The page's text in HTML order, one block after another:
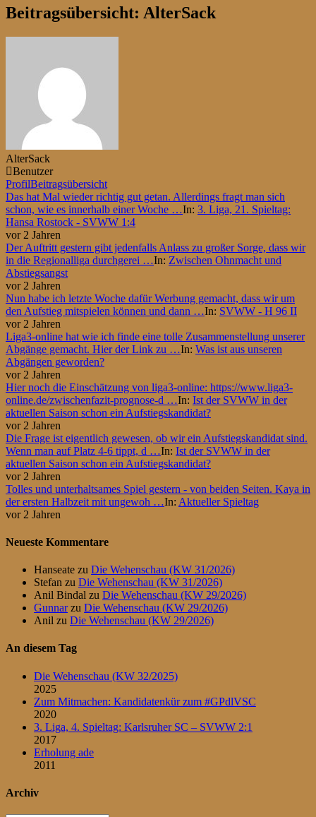
bist
hier:
Beitragsübersicht: AlterSack
AlterSack
Benutzer
ProfilBeitragsübersicht
Das hat Mal wieder richtig gut getan. Allerdings fragt man sich
schon, wie es innerhalb einer Woche …In: 3. Liga, 21. Spieltag:
Hansa Rostock - SVWW 1:4
vor 2 Jahren
Der Auftritt gestern gibt jedenfalls Anlass zu großer Sorge, dass wir
in die Regionalliga durchgerei …In: Zwischen Ohnmacht und
Abstiegsangst
vor 2 Jahren
Nun habe ich letzte Woche dafür Werbung gemacht, dass wir um
den Aufstieg mitspielen können und dann …In: SVWW - H 96 II
vor 2 Jahren
Liga3-online hat wie ich finde eine tolle Zusammenstellung unserer
Abgänge gemacht. Hier der Link zu …In: Was ist aus unseren
Abgängen geworden?
vor 2 Jahren
Hier noch die Einschätzung von liga3-online: https://www.liga3-
online.de/zwischenfazit-prognose-d …In: Ist der SVWW in der
aktuellen Saison schon ein Aufstiegskandidat?
vor 2 Jahren
Die Frage ist eigentlich gewesen, ob wir ein Aufstiegskandidat sind.
Wenn man auf Platz 4-6 tippt, d …In: Ist der SVWW in der
aktuellen Saison schon ein Aufstiegskandidat?
vor 2 Jahren
Tolles und unterhaltsames Spiel gestern - von beiden Seiten. Kaya in
der ersten Halbzeit mit ungewoh …In: Aktueller Spieltag
vor 2 Jahren
Neueste Kommentare
Hanseate zu Die Wehenschau (KW 31/2026)
Stefan zu Die Wehenschau (KW 31/2026)
Anil Bindal zu Die Wehenschau (KW 29/2026)
Gunnarzu Die Wehenschau (KW 29/2026)
Anil zu Die Wehenschau (KW 29/2026)
An diesem Tag
Die Wehenschau (KW 32/2025)
2025
Zum Mitmachen: Kandidatenkür zum #GPdlVSC
2020
3. Liga, 4. Spieltag: Karlsruher SC – SVWW 2:1
2017
Erholung ade
2011
Archiv